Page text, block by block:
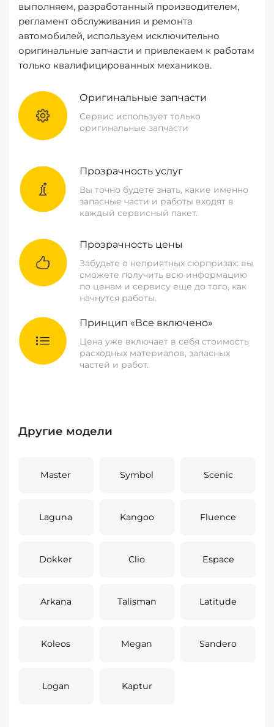
выполняем, разработанный производителем,
регламент обслуживания и ремонта
автомобилей, используем исключительно
оригинальные запчасти и привлекаем к работам
только квалифицированных механиков.
Оригинальные запчасти
Сервис использует только
оригинальные запчасти
Прозрачность услуг
Вы точно будете знать, какие именно
запасные части и работы входят в
каждый сервисный пакет.
Прозрачность цены
Забудьте о неприятных сюрпризах: вы
сможете получить всю информацию
по ценам и сервису еще до того, как
начнутся работы.
Принцип «Все включено»
Цена уже включает в себя стоимость
расходных материалов, запасных
частей и работ.
Другие модели
Master Symbol Scenic
Laguna Kangoo Fluence
Dokker Clio Espace
Arkana Talisman Latitude
Koleos Megan Sandero
Logan Kaptur